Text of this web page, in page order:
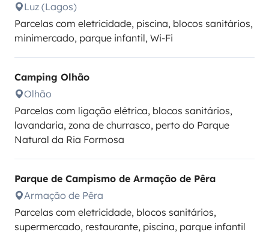
Luz (Lagos)
Parcelas com eletricidade, piscina, blocos sanitários,
minimercado, parque infantil, Wi-Fi
Camping Olhão
Olhão
Parcelas com ligação elétrica, blocos sanitários,
lavandaria, zona de churrasco, perto do Parque
Natural da Ria Formosa
Parque de Campismo de Armação de Pêra
Armação de Pêra
Parcelas com eletricidade, blocos sanitários,
supermercado, restaurante, piscina, parque infantil